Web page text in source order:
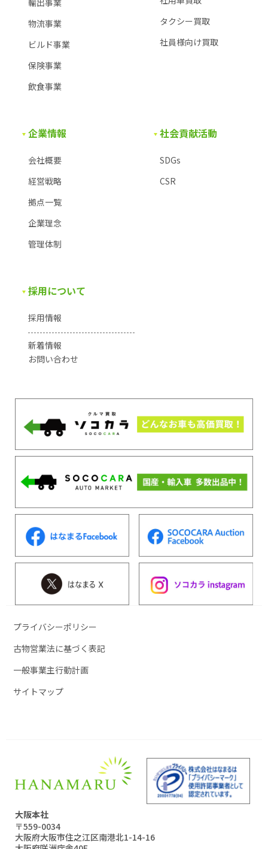
物流事業
ビルド事業
保険事業
飲食事業
タクシー買取
社員様向け買取
企業情報
会社概要
経営戦略
拠点一覧
企業理念
管理体制
社会貢献活動
SDGs
CSR
採用について
採用情報
新着情報
お問い合わせ
プライバシーポリシー
古物営業法に基づく表記
一般事業主行動計画
サイトマップ
大阪本社
〒559-0034
大阪府大阪市住之江区南港北1-14-16